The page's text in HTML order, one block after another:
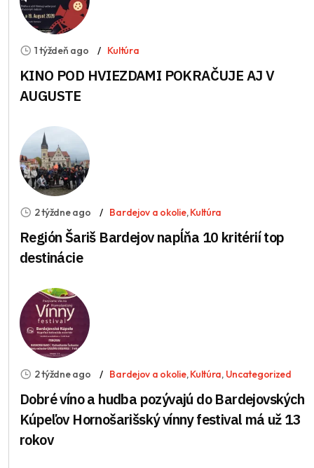
1 týždeň ago Kultúra
KINO POD HVIEZDAMI POKRAČUJE AJ V
AUGUSTE
2 týždne ago Bardejov a okolie,Kultúra
Región Šariš Bardejov napĺňa 10 kritérií top
destinácie
2 týždne ago Bardejov a okolie,Kultúra, Uncategorized
Dobré víno a hudba pozývajú do Bardejovských
Kúpeľov Hornošarišský vínny festival má už 13
rokov